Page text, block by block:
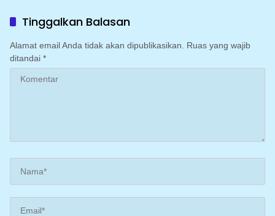
Tinggalkan Balasan
Alamat email Anda tidak akan dipublikasikan. Ruas yang wajib
ditandai *